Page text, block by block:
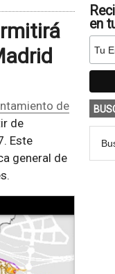
de
de
Este
general de
en